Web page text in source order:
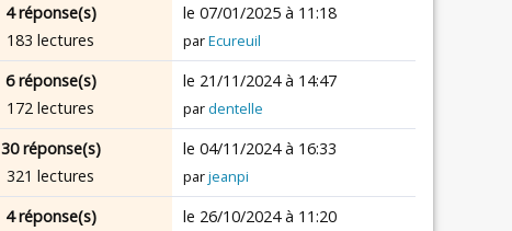
4 réponse(s)
183 lectures
le 07/01/2025 à 11:18
parEcureuil
6 réponse(s)
172 lectures
le 21/11/2024 à 14:47
pardentelle
30 réponse(s)
321 lectures
le 04/11/2024 à 16:33
parjeanpi
4 réponse(s)
le 26/10/2024 à 11:20